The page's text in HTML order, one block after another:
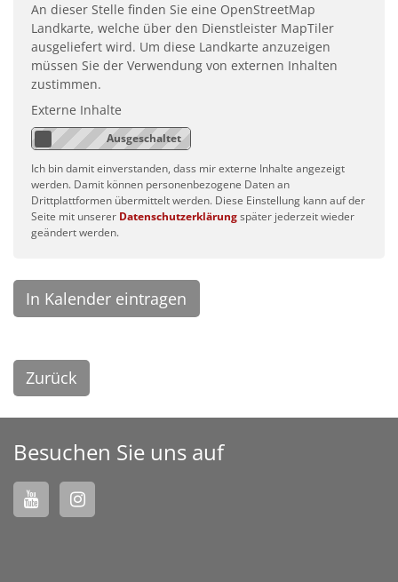
An dieser Stelle finden Sie eine OpenStreetMap
Landkarte, welche über den Dienstleister MapTiler
ausgeliefert wird. Um diese Landkarte anzuzeigen
müssen Sie der Verwendung von externen Inhalten
zustimmen.
Externe Inhalte
Ich bin damit einverstanden, dass mir externe Inhalte angezeigt
werden. Damit können personenbezogene Daten an
Drittplattformen übermittelt werden. Diese Einstellung kann auf der
Seite mit unserer Datenschutzerklärungspäter jederzeit wieder
geändert werden.
In Kalender eintragen
Zurück
Besuchen Sie uns auf